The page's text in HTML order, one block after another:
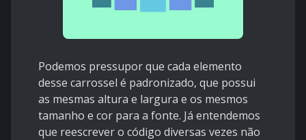
Podemos pressupor que cada elemento
desse carrossel é padronizado, que possui
as mesmas altura e largura e os mesmos
tamanho e cor para a fonte. Já entendemos
que reescrever o código diversas vezes não